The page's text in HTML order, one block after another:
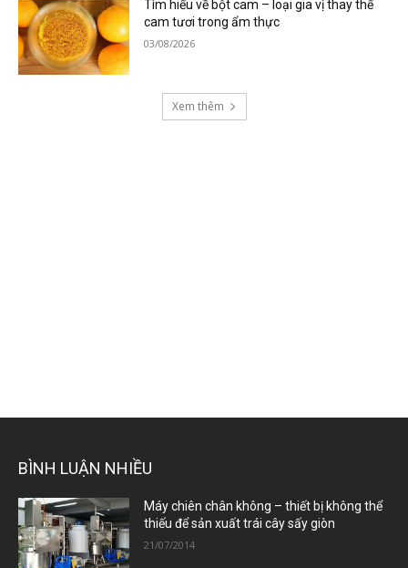
Tìm hiểu về bột cam – loại gia vị thay thế
cam tươi trong ẩm thực
03/08/2026
Xem thêm
BÌNH LUẬN NHIỀU
Máy chiên chân không – thiết bị không thể
thiếu để sản xuất trái cây sấy giòn
21/07/2014